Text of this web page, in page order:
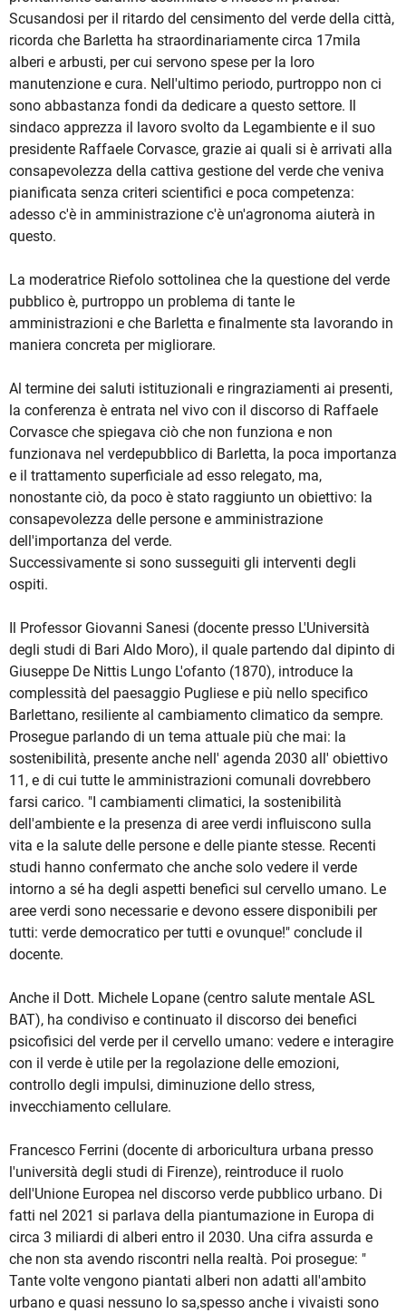
Scusandosi per il ritardo del censimento del verde della città,
ricorda che Barletta ha straordinariamente circa 17mila
alberi e arbusti, per cui servono spese per la loro
manutenzione e cura. Nell'ultimo periodo, purtroppo non ci
sono abbastanza fondi da dedicare a questo settore. Il
sindaco apprezza il lavoro svolto da Legambiente e il suo
presidente Raffaele Corvasce, grazie ai quali si è arrivati alla
consapevolezza della cattiva gestione del verde che veniva
pianificata senza criteri scientifici e poca competenza:
adesso c'è in amministrazione c'è un'agronoma aiuterà in
questo.
La moderatrice Riefolo sottolinea che la questione del verde
pubblico è, purtroppo un problema di tante le
amministrazioni e che Barletta e finalmente sta lavorando in
maniera concreta per migliorare.
Al termine dei saluti istituzionali e ringraziamenti ai presenti,
la conferenza è entrata nel vivo con il discorso di Raffaele
Corvasce che spiegava ciò che non funziona e non
funzionava nel verdepubblico di Barletta, la poca importanza
e il trattamento superficiale ad esso relegato, ma,
nonostante ciò, da poco è stato raggiunto un obiettivo: la
consapevolezza delle persone e amministrazione
dell'importanza del verde.
Successivamente si sono susseguiti gli interventi degli
ospiti.
Il Professor Giovanni Sanesi (docente presso L'Università
degli studi di Bari Aldo Moro), il quale partendo dal dipinto di
Giuseppe De Nittis Lungo L'ofanto (1870), introduce la
complessità del paesaggio Pugliese e più nello specifico
Barlettano, resiliente al cambiamento climatico da sempre.
Prosegue parlando di un tema attuale più che mai: la
sostenibilità, presente anche nell' agenda 2030 all' obiettivo
11, e di cui tutte le amministrazioni comunali dovrebbero
farsi carico. "I cambiamenti climatici, la sostenibilità
dell'ambiente e la presenza di aree verdi influiscono sulla
vita e la salute delle persone e delle piante stesse. Recenti
studi hanno confermato che anche solo vedere il verde
intorno a sé ha degli aspetti benefici sul cervello umano. Le
aree verdi sono necessarie e devono essere disponibili per
tutti: verde democratico per tutti e ovunque!" conclude il
docente.
Anche il Dott. Michele Lopane (centro salute mentale ASL
BAT), ha condiviso e continuato il discorso dei benefici
psicofisici del verde per il cervello umano: vedere e interagire
con il verde è utile per la regolazione delle emozioni,
controllo degli impulsi, diminuzione dello stress,
invecchiamento cellulare.
Francesco Ferrini (docente di arboricultura urbana presso
l'università degli studi di Firenze), reintroduce il ruolo
dell'Unione Europea nel discorso verde pubblico urbano. Di
fatti nel 2021 si parlava della piantumazione in Europa di
circa 3 miliardi di alberi entro il 2030. Una cifra assurda e
che non sta avendo riscontri nella realtà. Poi prosegue: "
Tante volte vengono piantati alberi non adatti all'ambito
urbano e quasi nessuno lo sa,spesso anche i vivaisti sono